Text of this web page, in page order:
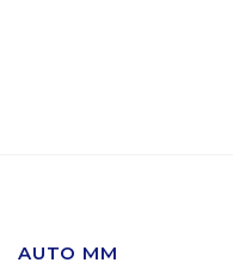
AUTO MM